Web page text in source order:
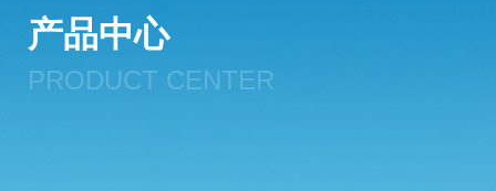
产品中心
PRODUCT CENTER